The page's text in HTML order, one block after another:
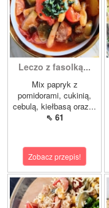
Leczo z fasolką...
Mix papryk z
pomidorami, cukinią,
cebulą, kiełbasą oraz...
⇖ 61
Zobacz przepis!